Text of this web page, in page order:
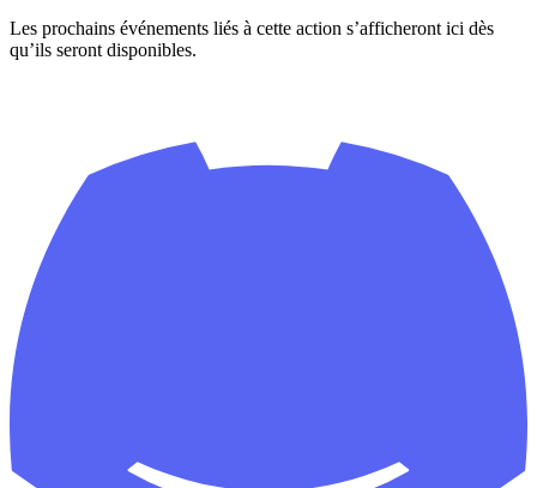
Les prochains événements liés à cette action s’afficheront ici dès
qu’ils seront disponibles.